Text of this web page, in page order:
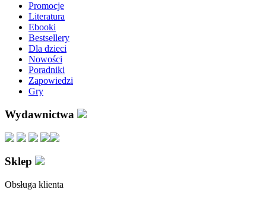
Promocje
Literatura
Ebooki
Bestsellery
Dla dzieci
Nowości
Poradniki
Zapowiedzi
Gry
Wydawnictwa
Sklep
Obsługa klienta